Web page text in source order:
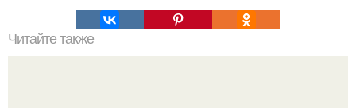
Читайте также